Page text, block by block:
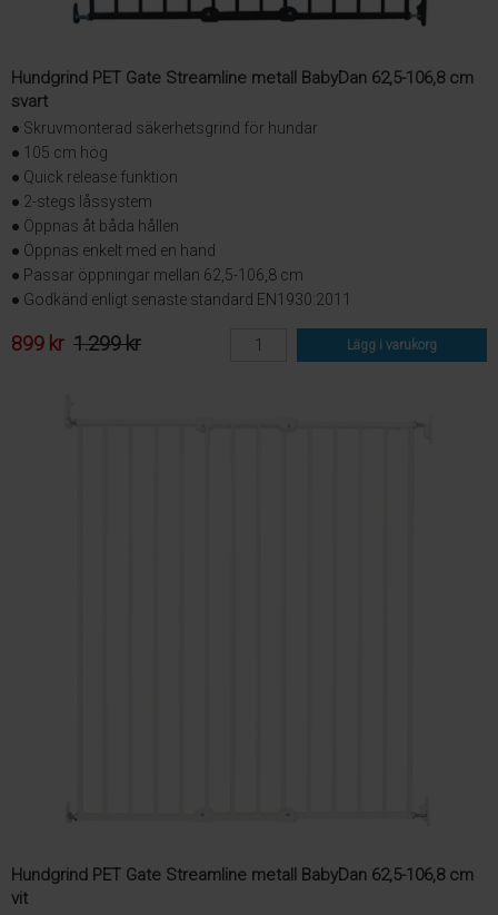
Hundgrind PET Gate Streamline metall BabyDan 62,5-106,8 cm
svart
● Skruvmonterad säkerhetsgrind för hundar
● 105 cm hög
● Quick release funktion
● 2-stegs låssystem
● Öppnas åt båda hållen
● Öppnas enkelt med en hand
● Passar öppningar mellan 62,5-106,8 cm
● Godkänd enligt senaste standard EN1930:2011
899 kr 1.299 kr Lägg i varukorg
Hundgrind PET Gate Streamline metall BabyDan 62,5-106,8 cm
vit